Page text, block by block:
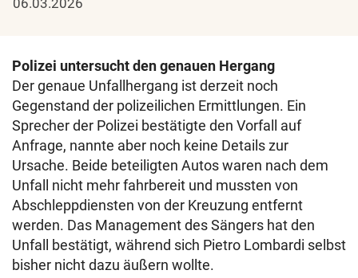
Polizei untersucht den genauen Hergang
Der genaue Unfallhergang ist derzeit noch
Gegenstand der polizeilichen Ermittlungen. Ein
Sprecher der Polizei bestätigte den Vorfall auf
Anfrage, nannte aber noch keine Details zur
Ursache. Beide beteiligten Autos waren nach dem
Unfall nicht mehr fahrbereit und mussten von
Abschleppdiensten von der Kreuzung entfernt
werden. Das Management des Sängers hat den
Unfall bestätigt, während sich Pietro Lombardi selbst
bisher nicht dazu äußern wollte.